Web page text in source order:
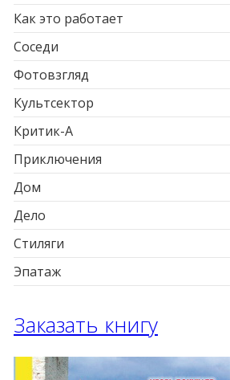
Как это работает
Соседи
Фотовзгляд
Культсектор
Критик-А
Приключения
Дом
Дело
Стиляги
Эпатаж
Заказать книгу